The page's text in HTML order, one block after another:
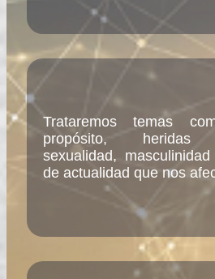
Trataremos temas
propósito, heridas
sexualidad,
de actualidad que nos